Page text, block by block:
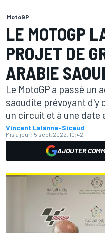
MotoGP
LE MOTOGP
PROJET DE
ARABIE
Le MotoGP a passé un
saoudite prévoyant d'y
un circuit et à une date
Vincent Lalanne-Sicaud
Mis à jour: 5 sept. 2022, 10:42
AJOUTER